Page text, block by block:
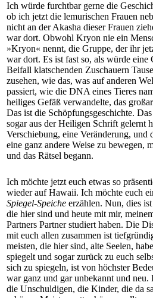
Ich würde furchtbar gerne die
ob ich jetzt die lemurischen Frauen
nicht an der Akasha dieser Frauen
war dort. Obwohl Kryon nie ein
»Kryon« nennt, die Gruppe, der ihr
war dort. Es ist fast so, als würde eine
Beifall klatschenden Zuschauern
zusehen, wie das, was auf anderen
passiert, wie die DNA eines Tieres
heiliges Gefäß verwandelte, das
Das ist die Schöpfungsgeschichte.
sogar aus der Heiligen Schrift gelernt
Verschiebung, eine Veränderung, und
eine ganz andere Weise zu bewegen,
und das Rätsel begann.
Ich möchte jetzt euch etwas so
wieder auf Hawaii. Ich möchte euch
Spiegel-Speiche erzählen. Nun, dies
die hier sind und heute mit mir,
Partners Partner studiert haben. Die
mit euch allen zusammen ist
meisten, die hier sind, alte Seelen,
spiegelt und sogar zurück zu euch
sich zu spiegeln, ist von höchster
war ganz und gar unbekannt und
die Unschuldigen, die Kinder, die da